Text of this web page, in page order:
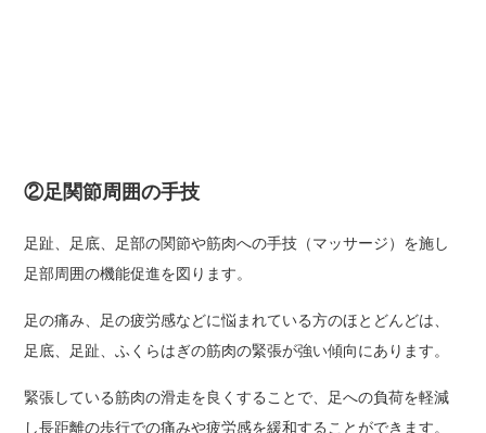
②足関節周囲の手技
足趾、足底、足部の関節や筋肉への手技（マッサージ）を施し
足部周囲の機能促進を図ります。
足の痛み、足の疲労感などに悩まれている方のほとどんどは、
足底、足趾、ふくらはぎの筋肉の緊張が強い傾向にあります。
緊張している筋肉の滑走を良くすることで、足への負荷を軽減
し長距離の歩行での痛みや疲労感を緩和することができます。